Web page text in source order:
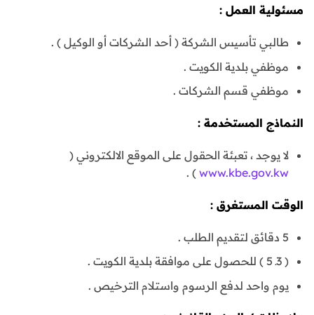
مسئولية العمل :
طالبي تأسيس الشركة ( أحد الشركات أو الوكيل ) .
موظفي بلدية الكويت .
موظفي قسم الشركات .
النماذج المستخدمة :
لا يوجد ، تعبئة الحقول على الموقع الالكتروني (
www.kbe.gov.kw
) .
الوقت المستغرق :
5 دقائق لتقديم الطلب .
( 3ـ 5 ) للحصول على موافقة بلدية الكويت .
يوم واحد لدفع الرسوم واستلام الترخيص .